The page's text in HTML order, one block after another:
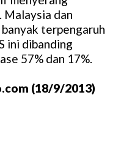
Malaysia dan
terpengaruh
ini dibanding
57% dan 17%.
(18/9/2013)